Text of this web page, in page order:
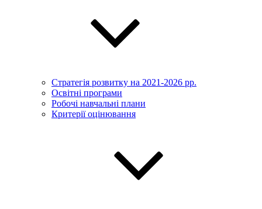
Стратегія розвитку на 2021-2026 рр.
Освітні програми
Робочі навчальні плани
Критерії оцінювання